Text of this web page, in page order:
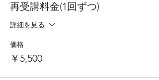
再受講料金(1回ずつ)
詳細を見る
価格
￥5,500